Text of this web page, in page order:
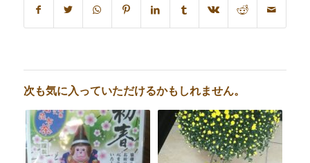
次も気に入っていただけるかもしれません。